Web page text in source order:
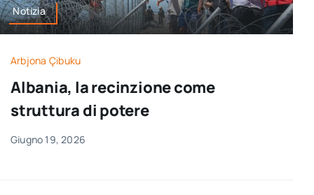
Notizia
Arbjona Çibuku
Albania, la recinzione come
struttura di potere
Giugno 19, 2026